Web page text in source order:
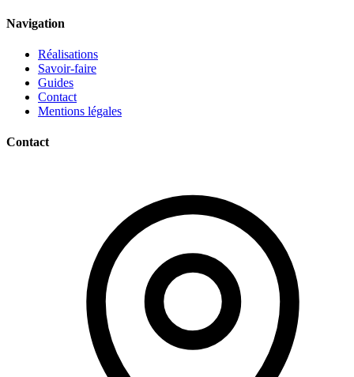
Navigation
Réalisations
Savoir-faire
Guides
Contact
Mentions légales
Contact